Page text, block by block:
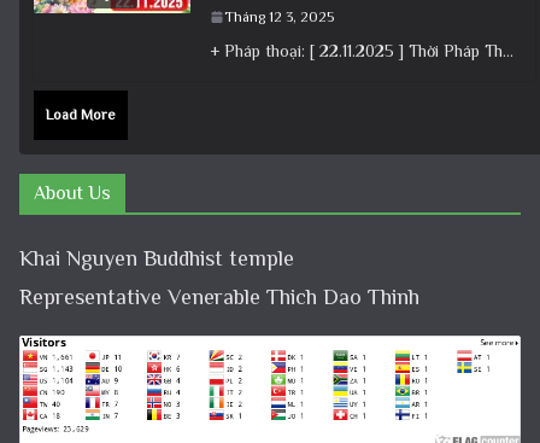
Tháng 12 3, 2025
+ Pháp thoại: [ 22.11.2025 ] Thời Pháp Thoại – Khóa Chuyên Tu Chùa Khai Nguyên │ Thầy Thích Đạo
Load More
About Us
Khai Nguyen Buddhist temple
Representative Venerable Thich Dao Thinh